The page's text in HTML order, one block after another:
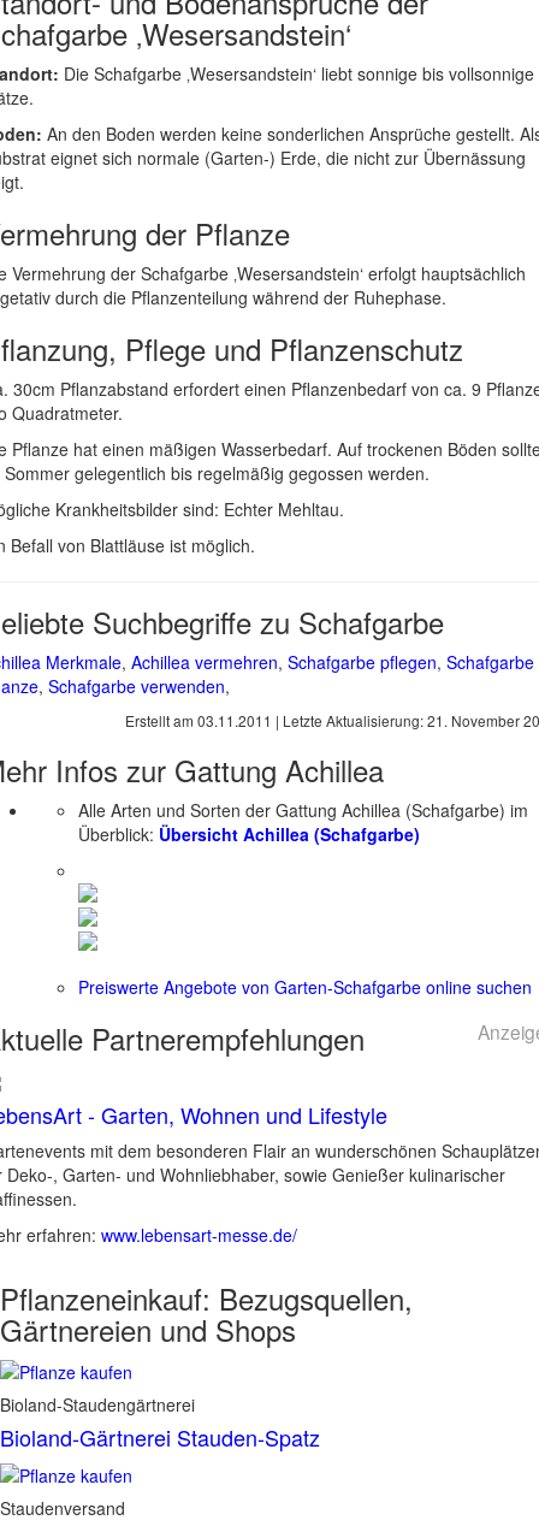
‚Wesersandstein‘
Die Schafgarbe ‚Wesersandstein‘ liebt sonnige bis vollsonnige
An den Boden werden keine sonderlichen Ansprüche gestellt.
eignet sich normale (Garten-) Erde, die nicht zur Übernässung
der Pflanze
Vermehrung der Schafgarbe ‚Wesersandstein‘ erfolgt hauptsächlich
durch die Pflanzenteilung während der Ruhephase.
Pflege und Pflanzenschutz
30cm Pflanzabstand erfordert einen Pflanzenbedarf von ca. 9
Quadratmeter.
Pflanze hat einen mäßigen Wasserbedarf. Auf trockenen Böden
Sommer gelegentlich bis regelmäßig gegossen werden.
Krankheitsbilder sind: Echter Mehltau.
Befall von Blattläuse ist möglich.
Suchbegriffe zu Schafgarbe
Merkmale, Achillea vermehren, Schafgarbe pflegen, Schafgarbe
, Schafgarbe verwenden,
Erstellt am 03.11.2011 | Letzte Aktualisierung:21. November
Infos zur Gattung Achillea
Alle Arten und Sorten der Gattung Achillea (Schafgarbe) im
Überblick: Übersicht Achillea (Schafgarbe)
Preiswerte Angebote von Garten-Schafgarbe online suchen
Partnerempfehlungen
- Garten, Wohnen und Lifestyle
mit dem besonderen Flair an wunderschönen
Deko-, Garten- und Wohnliebhaber, sowie Genießer kulinarischer
erfahren: www.lebensart-messe.de/
Pflanzeneinkauf: Bezugsquellen,
Gärtnereien und Shops
Bioland-Staudengärtnerei
Bioland-Gärtnerei Stauden-Spatz
Staudenversand